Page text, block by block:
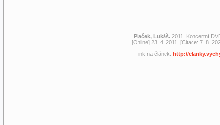
Plaček, Lukáš. 2011. Koncertní
[Online] 23. 4. 2011. [Citace: 7. 8.
link na článek: http://